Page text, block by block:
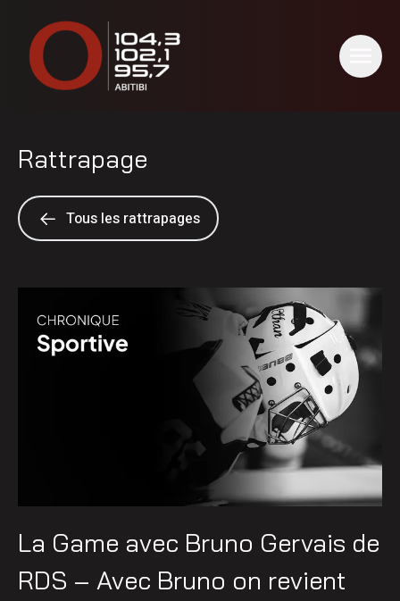
Rattrapage
Tous les rattrapages
La Game avec Bruno Gervais de
RDS – Avec Bruno on revient